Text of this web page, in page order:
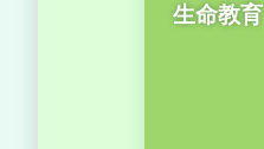
生命教育